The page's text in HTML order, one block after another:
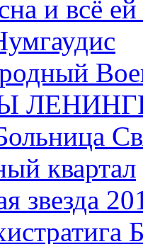
и всё
квартал
звезда